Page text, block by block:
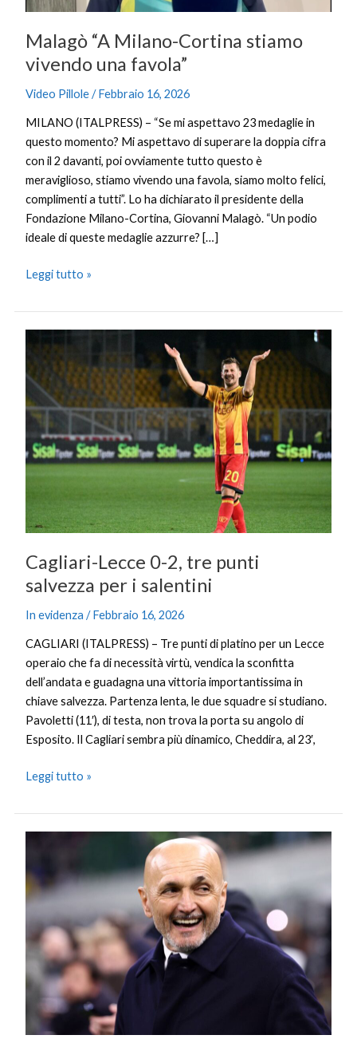
Malagò “A Milano-Cortina stiamo
vivendo una favola”
Video Pillole/Febbraio 16, 2026
MILANO (ITALPRESS) – “Se mi aspettavo 23 medaglie in
questo momento? Mi aspettavo di superare la doppia cifra
con il 2 davanti, poi ovviamente tutto questo è
meraviglioso, stiamo vivendo una favola, siamo molto felici,
complimenti a tutti”. Lo ha dichiarato il presidente della
Fondazione Milano-Cortina, Giovanni Malagò. “Un podio
ideale di queste medaglie azzurre? […]
Leggi tutto »
Cagliari-Lecce 0-2, tre punti
salvezza per i salentini
In evidenza /Febbraio 16, 2026
CAGLIARI (ITALPRESS) – Tre punti di platino per un Lecce
operaio che fa di necessità virtù, vendica la sconfitta
dell’andata e guadagna una vittoria importantissima in
chiave salvezza. Partenza lenta, le due squadre si studiano.
Pavoletti (11′), di testa, non trova la porta su angolo di
Esposito. Il Cagliari sembra più dinamico, Cheddira, al 23′,
Lecce
0-
2,
tre
punti
salvezza
Leggi tutto »
forte
e
con
personalità,
Juve
senza
paura”